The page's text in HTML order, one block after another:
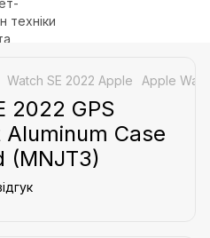
Watch SE 2022 Apple Apple
2022 GPS
Case
(MNJT3)